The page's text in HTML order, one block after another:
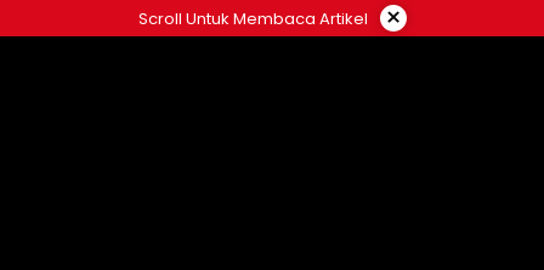
to
Scroll Untuk Membaca Artikel ×